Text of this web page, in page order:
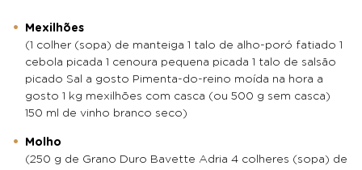
Mexilhões
(1 colher (sopa) de manteiga 1 talo de alho-poró fatiado 1
cebola picada 1 cenoura pequena picada 1 talo de salsão
picado Sal a gosto Pimenta-do-reino moída na hora a
gosto 1 kg mexilhões com casca (ou 500 g sem casca)
150 ml de vinho branco seco)
Molho
(250 g de Grano Duro Bavette Adria 4 colheres (sopa) de